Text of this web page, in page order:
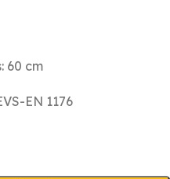
60 cm
EN 1176